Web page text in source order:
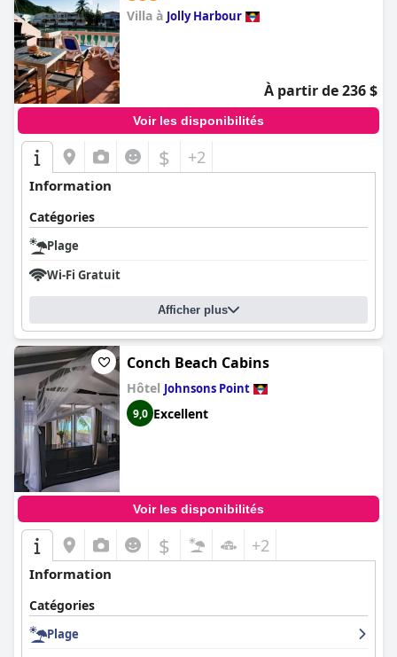
Villa à Jolly Harbour
À partir de 236 $
Voir les disponibilités
$ +2
Information
Catégories
Plage
Wi-Fi Gratuit
Afficher plus
Conch Beach Cabins
Hôtel Johnsons Point
9,0 Excellent
Voir les disponibilités
$ +2
Information
Catégories
Plage